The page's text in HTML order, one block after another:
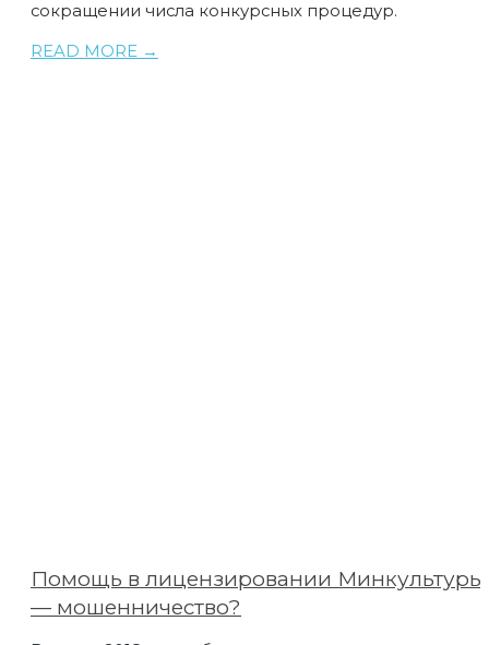
сокращении числа конкурсных процедур.
READ MORE →
Помощь в лицензировании Минкультуры
— мошенничество?